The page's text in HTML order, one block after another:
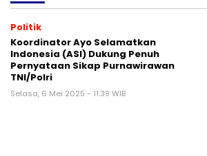
Politik
Koordinator Ayo Selamatkan
Indonesia (ASI) Dukung Penuh
Pernyataan Sikap Purnawirawan
TNI/Polri
Selasa, 6 Mei 2025 - 11:39 WIB